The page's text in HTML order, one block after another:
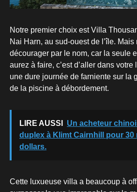
Notre premier choix est Villa
Nai Harn, au sud-ouest de l’île.
décourager par le nom, car la seule
aurez à faire, c’est d’aller dans
une dure journée de farniente sur la
de la piscine à débordement.
LIRE AUSSI Un acheteur
duplex à Klimt Cairnhill pour 30
dollars.
Cette luxueuse villa a beaucoup à